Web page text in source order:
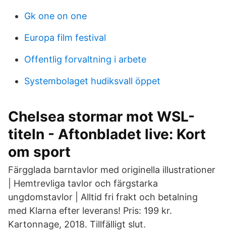
Gk one on one
Europa film festival
Offentlig forvaltning i arbete
Systembolaget hudiksvall öppet
Chelsea stormar mot WSL-
titeln - Aftonbladet live: Kort
om sport
Färgglada barntavlor med originella illustrationer
| Hemtrevliga tavlor och färgstarka
ungdomstavlor | Alltid fri frakt och betalning
med Klarna efter leverans! Pris: 199 kr.
Kartonnage, 2018. Tillfälligt slut.